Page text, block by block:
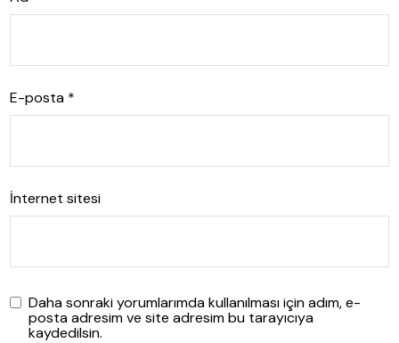
E-posta *
İnternet sitesi
Daha sonraki yorumlarımda kullanılması için adım, e-
posta adresim ve site adresim bu tarayıcıya
kaydedilsin.